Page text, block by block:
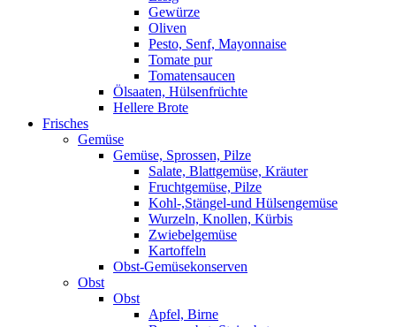
Gewürze
Oliven
Pesto, Senf, Mayonnaise
Tomate pur
Tomatensaucen
Ölsaaten, Hülsenfrüchte
Hellere Brote
Frisches
Gemüse
Gemüse, Sprossen, Pilze
Salate, Blattgemüse, Kräuter
Fruchtgemüse, Pilze
Kohl-,Stängel-und Hülsengemüse
Wurzeln, Knollen, Kürbis
Zwiebelgemüse
Kartoffeln
Obst-Gemüsekonserven
Obst
Obst
Apfel, Birne